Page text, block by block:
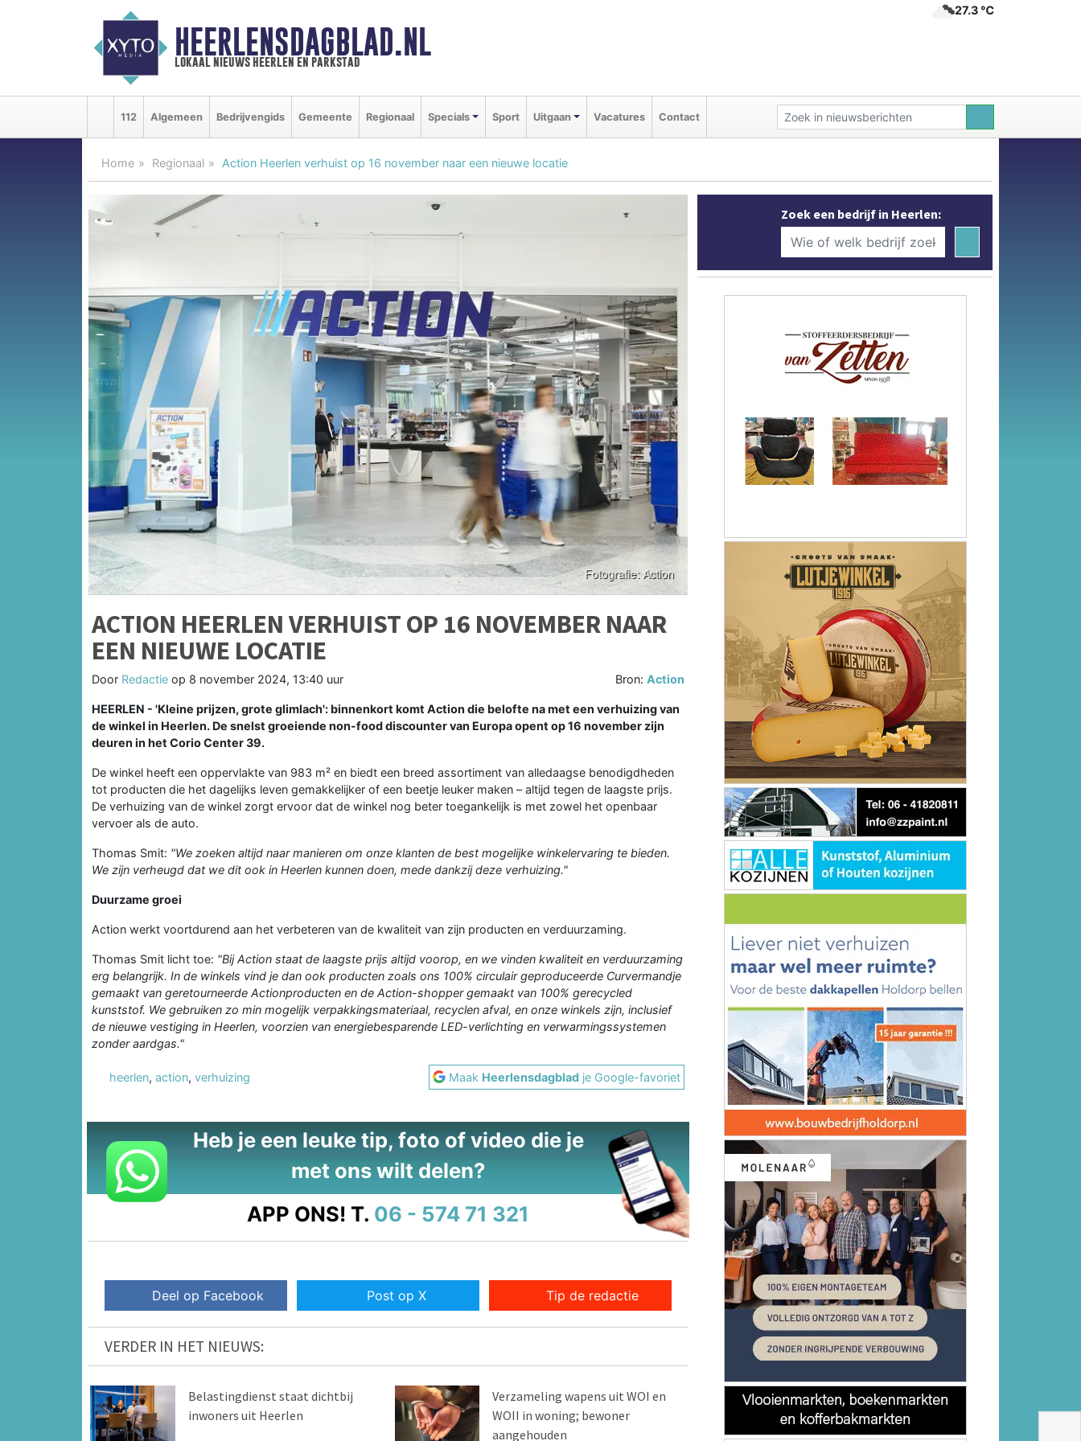
HEERLENSDAGBLAD.NL
lokaal nieuws heerlen en parkstad
27.3 ℃
112 Algemeen Bedrijvengids Gemeente Regionaal Specials Sport Uitgaan Vacatures Contact
Home Regionaal Action Heerlen verhuist op 16 november naar een nieuwe locatie
ACTION HEERLEN VERHUIST OP 16 NOVEMBER NAAR
EEN NIEUWE LOCATIE
Door Redactie op 8 november 2024, 13:40 uur Bron:Action
HEERLEN - 'Kleine prijzen, grote glimlach': binnenkort komt Action die belofte na met een verhuizing van
de winkel in Heerlen. De snelst groeiende non-food discounter van Europa opent op 16 november zijn
deuren in het Corio Center 39.
De winkel heeft een oppervlakte van 983 m² en biedt een breed assortiment van alledaagse benodigdheden
tot producten die het dagelijks leven gemakkelijker of een beetje leuker maken – altijd tegen de laagste prijs.
De verhuizing van de winkel zorgt ervoor dat de winkel nog beter toegankelijk is met zowel het openbaar
vervoer als de auto.
Thomas Smit: "We zoeken altijd naar manieren om onze klanten de best mogelijke winkelervaring te bieden.
We zijn verheugd dat we dit ook in Heerlen kunnen doen, mede dankzij deze verhuizing."
Duurzame groei
Action werkt voortdurend aan het verbeteren van de kwaliteit van zijn producten en verduurzaming.
Thomas Smit licht toe: "Bij Action staat de laagste prijs altijd voorop, en we vinden kwaliteit en verduurzaming
erg belangrijk. In de winkels vind je dan ook producten zoals ons 100% circulair geproduceerde Curvermandje
gemaakt van geretourneerde Actionproducten en de Action-shopper gemaakt van 100% gerecycled
kunststof. We gebruiken zo min mogelijk verpakkingsmateriaal, recyclen afval, en onze winkels zijn, inclusief
de nieuwe vestiging in Heerlen, voorzien van energiebesparende LED-verlichting en verwarmingssystemen
zonder aardgas."
heerlen, action, verhuizing Maak Heerlensdagblad je Google-favoriet
Heb je een leuke tip, foto of video die je
met ons wilt delen?
APP ONS! T. 06 - 574 71 321
Deel op Facebook Post op X Tip de redactie
VERDER IN HET NIEUWS:
Belastingdienst staat dichtbij
inwoners uit Heerlen
Verzameling wapens uit WOI en
WOII in woning; bewoner
aangehouden
Zoek een bedrijf in Heerlen: